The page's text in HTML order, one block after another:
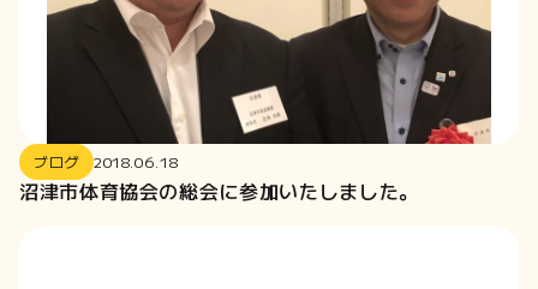
ブログ 2018.06.18
沼津市体育協会の総会に参加いたしました。